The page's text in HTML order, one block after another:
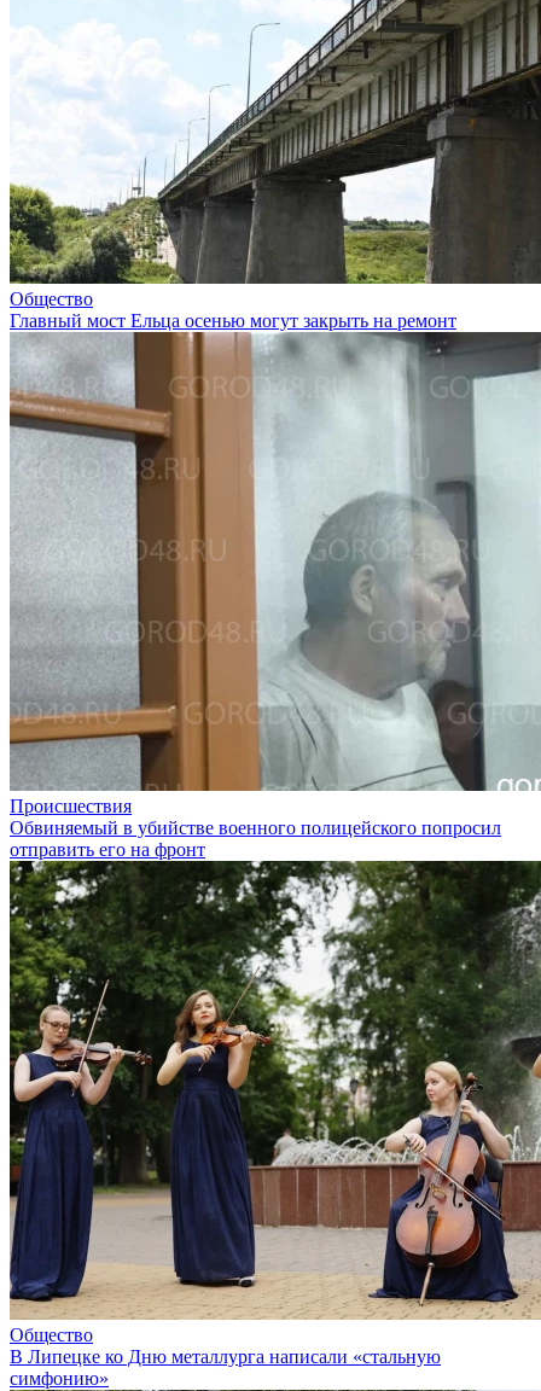
Общество
Главный мост Ельца осенью могут закрыть на ремонт
Происшествия
Обвиняемый в убийстве военного полицейского попросил
отправить его на фронт
Общество
В Липецке ко Дню металлурга написали «стальную
симфонию»